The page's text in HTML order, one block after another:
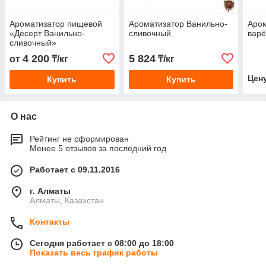
Ароматизатор пищевой
«Десерт Ванильно-
сливочный»
от 4 200 ₸/кг
Купить
Ароматизатор Ванильно-
сливочный
5 824₸/кг
Купить
О нас
Рейтинг не сформирован
Менее 5 отзывов за последний год
Работает с 09.11.2016
г. Алматы
Алматы, Казахстан
Контакты
Сегодня работает с 08:00 до 18:00
Показать весь график работы